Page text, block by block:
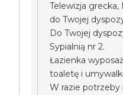
Telewizja
do Twojej
Do Twojej
Sypialnią nr 2.
Łazienka
toaletę i
W razie potrzeby